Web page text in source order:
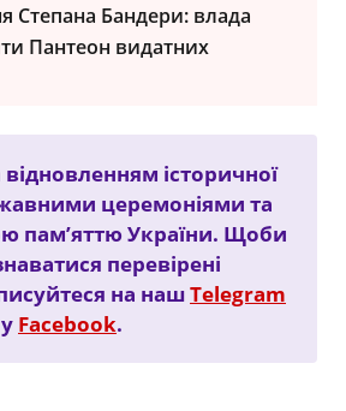
Степана Бандери: влада
Пантеон видатних
відновленням історичної
церемоніями та
пам’яттю України. Щоби
перевірені
на нашTelegram
Facebook.